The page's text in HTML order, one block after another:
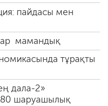
пайдасы мен
мамандық
тұрақты
дала-2»
шаруашылық